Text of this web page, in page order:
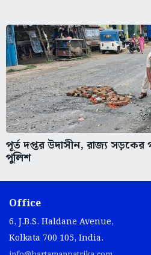
পূর্ত দপ্তর উদাসীন, রাজ্য সড়কের
পুলিশ
Office
6, J.B.S. Haldane Avenue,
Kolkata 700 105, India.